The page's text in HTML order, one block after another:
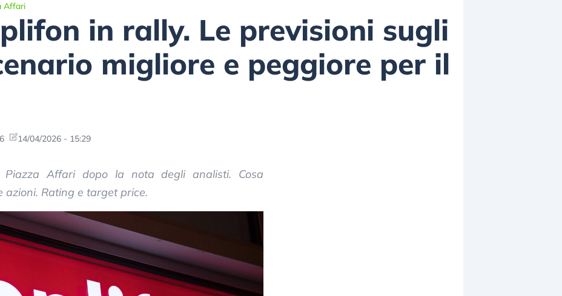
Affari
in rally. Le previsioni sugli
migliore e peggiore per il
14/04/2026 - 15:29
Affari dopo la nota degli analisti. Cosa
Rating e target price.